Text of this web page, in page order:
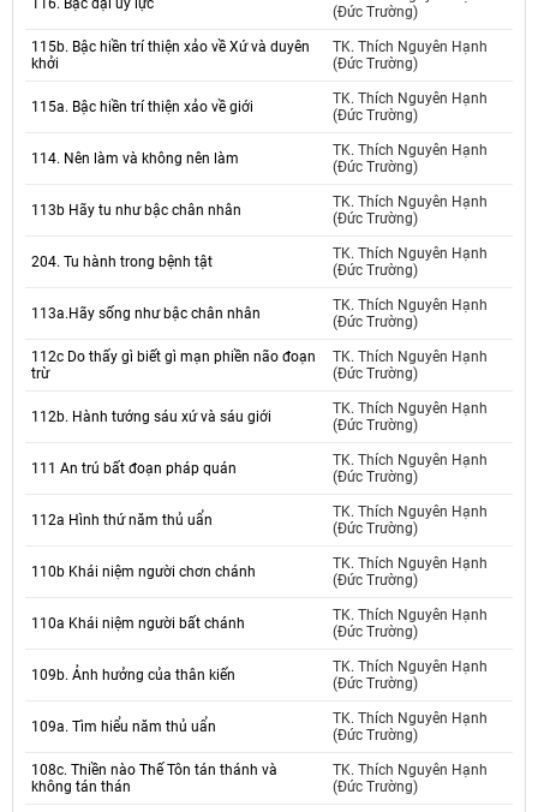
116. Bậc đại uy lực
(Đức Trường)
115b. Bậc hiền trí thiện xảo về Xứ và duyên
khởi
TK. Thích Nguyên Hạnh
(Đức Trường)
115a. Bậc hiền trí thiện xảo về giới
TK. Thích Nguyên Hạnh
(Đức Trường)
114. Nên làm và không nên làm
TK. Thích Nguyên Hạnh
(Đức Trường)
113b Hãy tu như bậc chân nhân
TK. Thích Nguyên Hạnh
(Đức Trường)
204. Tu hành trong bệnh tật
TK. Thích Nguyên Hạnh
(Đức Trường)
113a.Hãy sống như bậc chân nhân
TK. Thích Nguyên Hạnh
(Đức Trường)
112c Do thấy gì biết gì mạn phiền não đoạn
trừ
TK. Thích Nguyên Hạnh
(Đức Trường)
112b. Hành tướng sáu xứ và sáu giới
TK. Thích Nguyên Hạnh
(Đức Trường)
111 An trú bất đoạn pháp quán
TK. Thích Nguyên Hạnh
(Đức Trường)
112a Hình thứ năm thủ uẩn
TK. Thích Nguyên Hạnh
(Đức Trường)
110b Khái niệm người chơn chánh
TK. Thích Nguyên Hạnh
(Đức Trường)
110a Khái niệm người bất chánh
TK. Thích Nguyên Hạnh
(Đức Trường)
109b. Ảnh hưởng của thân kiến
TK. Thích Nguyên Hạnh
(Đức Trường)
109a. Tìm hiểu năm thủ uẩn
TK. Thích Nguyên Hạnh
(Đức Trường)
108c. Thiền nào Thế Tôn tán thánh và
không tán thán
TK. Thích Nguyên Hạnh
(Đức Trường)